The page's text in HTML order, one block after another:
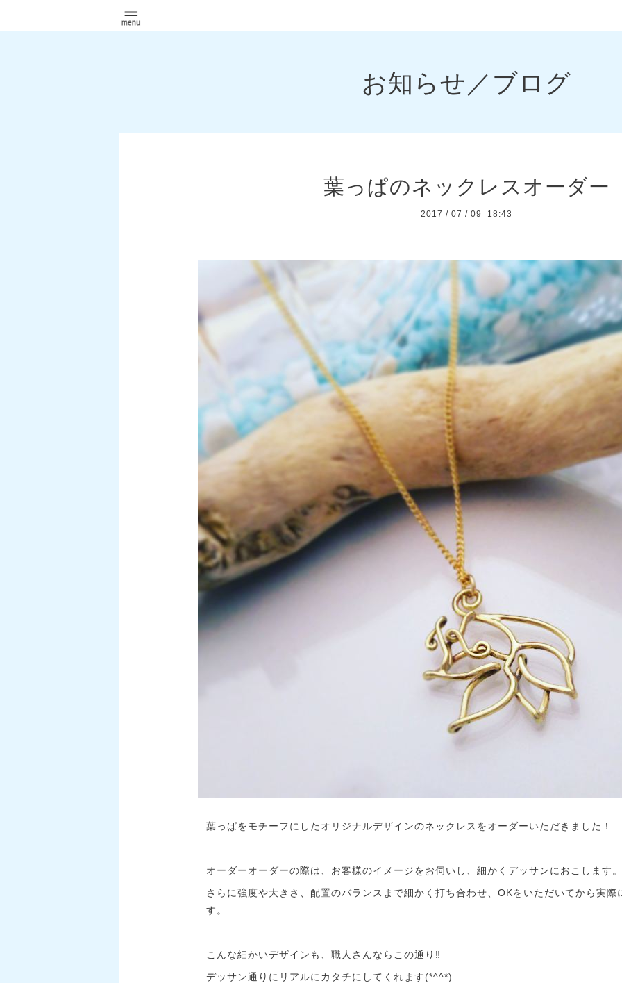
お知らせ／ブログ
葉っぱのネックレスオーダー
2017 / 07 / 09 18:43
葉っぱをモチーフにしたオリジナルデザインのネックレスをオーダーいただきました！
オーダーオーダーの際は、お客様のイメージをお伺いし、細かくデッサンにおこします。
さらに強度や大きさ、配置のバランスまで細かく打ち合わせ、OKをいただいてから実際
す。
こんな細かいデザインも、職人さんならこの通り‼️
デッサン通りにリアルにカタチにしてくれます(*^^*)